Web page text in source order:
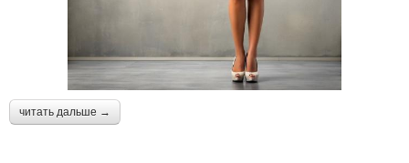
читать дальше →